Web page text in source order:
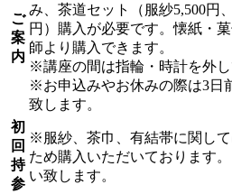
ご
案
内
み、茶道セット（服紗5,500円
円）購入が必要です。懐紙・
師より購入できます。
※講座の間は指輪・時計を外し
※お申込みやお休みの際は3日
致します。
初
回
持
参
※服紗、茶巾、有結帯に関し
ため購入いただいております
い致します。